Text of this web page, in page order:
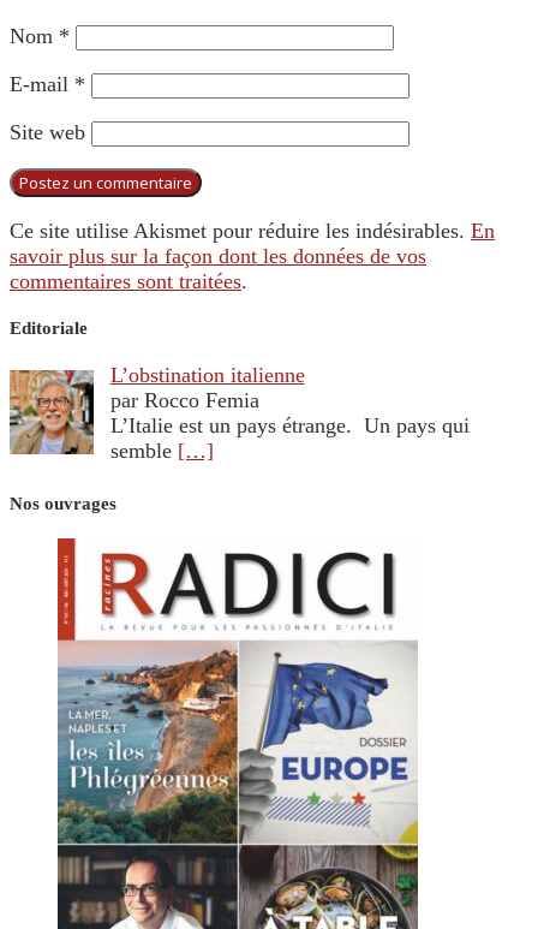
Nom *
E-mail *
Site web
Ce site utilise Akismet pour réduire les indésirables. En
savoir plus sur la façon dont les données de vos
commentaires sont traitées.
Editoriale
L’obstination italienne
par Rocco Femia
L’Italie est un pays étrange. Un pays qui
semble […]
Nos ouvrages